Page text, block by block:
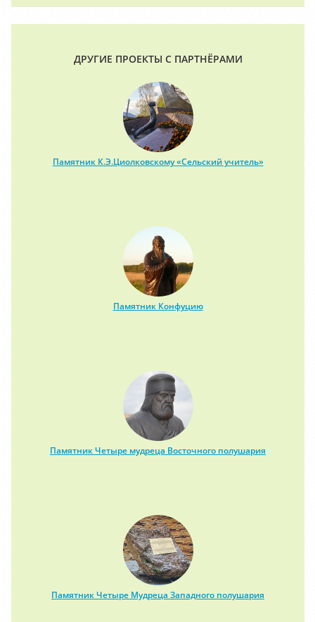
ДРУГИЕ ПРОЕКТЫ С ПАРТНЁРАМИ
Памятник К.Э.Циолковскому «Сельский учитель»
Памятник Конфуцию
Памятник Четыре мудреца Восточного полушария
Памятник Четыре Мудреца Западного полушария